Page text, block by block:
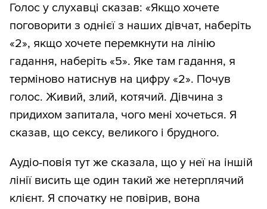
Голос у слухавці сказав: «Якщо хочете
поговорити з однієї з наших дівчат, наберіть
«2», якщо хочете перемкнути на лінію
гадання, наберіть «5». Яке там гадання, я
терміново натиснув на цифру «2». Почув
голос. Живий, злий, котячий. Дівчина з
придихом запитала, чого мені хочеться. Я
сказав, що сексу, великого і брудного.
Аудіо-повія тут же сказала, що у неї на іншій
лінії висить ще один такий же нетерплячий
клієнт. Я спочатку не повірив, вона